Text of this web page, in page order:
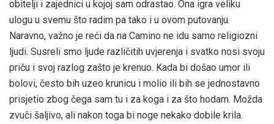
obitelji i zajednici u kojoj sam odrastao. Ona igra veliku
ulogu u svemu što radim pa tako i u ovom putovanju.
Naravno, važno je reći da na Camino ne idu samo religiozni
ljudi. Susreli smo ljude različitih uvjerenja i svatko nosi svoju
priču i svoj razlog zašto je krenuo. Kada bi došao umor ili
bolovi, često bih uzeo krunicu i molio ili bih se jednostavno
prisjetio zbog čega sam tu i za koga i za što hodam. Možda
zvuči šaljivo, ali nakon toga bi noge nekako dobile krila.